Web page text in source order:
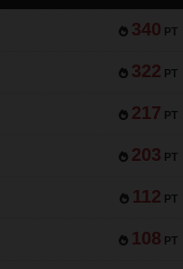
340 PT
322 PT
217 PT
203 PT
112 PT
108 PT